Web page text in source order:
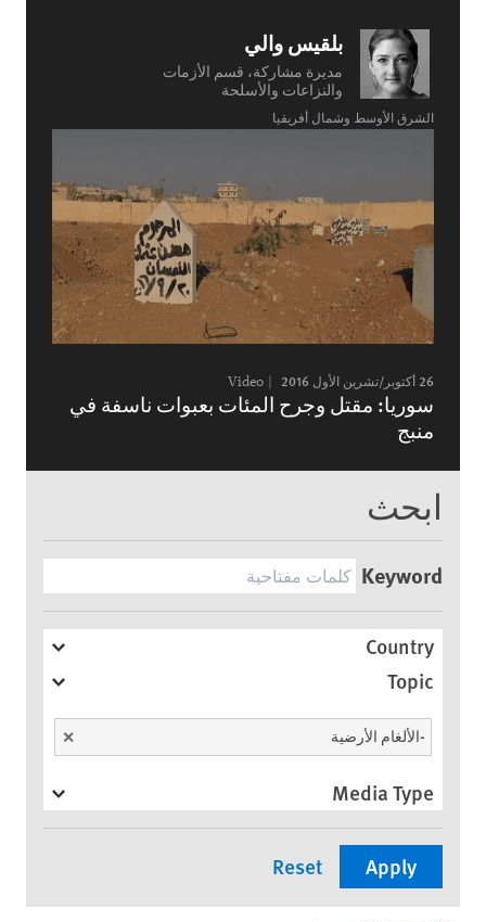
بلقيس والي
مديرة مشاركة، قسم الأزمات
والنزاعات والأسلحة
الشرق الأوسط وشمال أفريقيا
26 أكتوبر/تشرين الأول 2016 Video
سوريا: مقتل وجرح المئات بعبوات ناسفة في
منبج
ابحث
Keyword
Country
Topic
-الألغام الأرضيةUnselect
Media Type